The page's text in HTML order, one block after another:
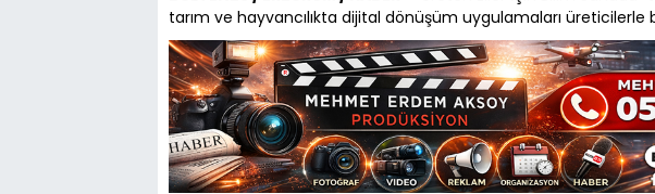
tarım ve hayvancılıkta dijital dönüşüm uygulamaları üreticilerle